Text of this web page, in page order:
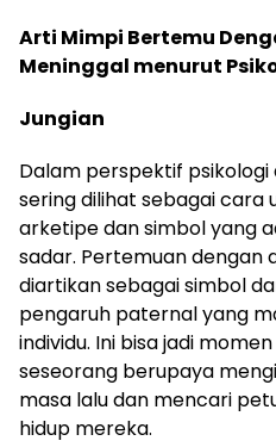
Arti Mimpi Bertemu
Meninggal menurut
Jungian
Dalam perspektif psikologi
sering dilihat sebagai cara
arketipe dan simbol yang
sadar. Pertemuan dengan
diartikan sebagai simbol
pengaruh paternal yang
individu. Ini bisa jadi
seseorang berupaya
masa lalu dan mencari
hidup mereka.